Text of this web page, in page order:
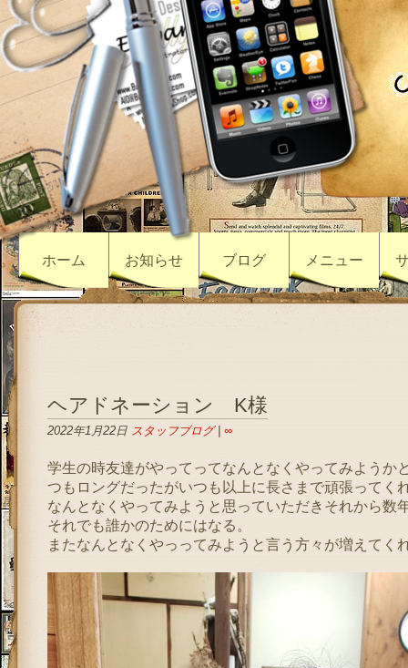
ホーム お知らせ ブログ メニュー
ヘアドネーション K様
2022年1月22日 スタッフブログ| ∞
学生の時友達がやってってなんとなくやってみようか
つもロングだったがいつも以上に長さまで頑張ってく
なんとなくやってみようと思っていただきそれから数
それでも誰かのためにはなる。
またなんとなくやっってみようと言う方々が増えてく